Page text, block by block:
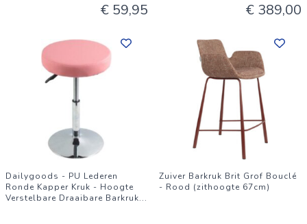
€ 59,95 € 389,00
Dailygoods - PU Lederen
Ronde Kapper Kruk - Hoogte
Verstelbare Draaibare Barkruk...
Zuiver Barkruk Brit Grof Bouclé
- Rood (zithoogte 67cm)